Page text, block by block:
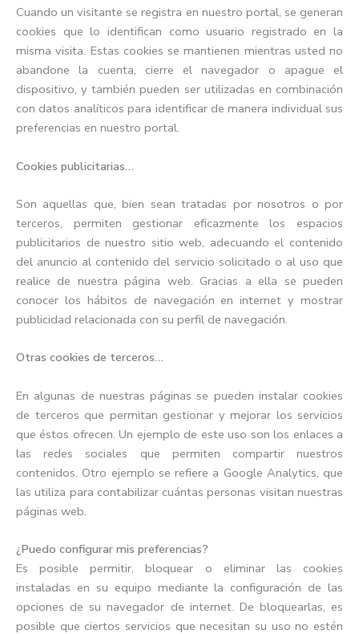
Cuando un visitante se registra en nuestro portal, se generan
cookies que lo identifican como usuario registrado en la
misma visita. Estas cookies se mantienen mientras usted no
abandone la cuenta, cierre el navegador o apague el
dispositivo, y también pueden ser utilizadas en combinación
con datos analíticos para identificar de manera individual sus
preferencias en nuestro portal.
Cookies publicitarias…
Son aquellas que, bien sean tratadas por nosotros o por
terceros, permiten gestionar eficazmente los espacios
publicitarios de nuestro sitio web, adecuando el contenido
del anuncio al contenido del servicio solicitado o al uso que
realice de nuestra página web. Gracias a ella se pueden
conocer los hábitos de navegación en internet y mostrar
publicidad relacionada con su perfil de navegación.
Otras cookies de terceros…
En algunas de nuestras páginas se pueden instalar cookies
de terceros que permitan gestionar y mejorar los servicios
que éstos ofrecen. Un ejemplo de este uso son los enlaces a
las redes sociales que permiten compartir nuestros
contenidos. Otro ejemplo se refiere a Google Analytics, que
las utiliza para contabilizar cuántas personas visitan nuestras
páginas web.
¿Puedo configurar mis preferencias?
Es posible permitir, bloquear o eliminar las cookies
instaladas en su equipo mediante la configuración de las
opciones de su navegador de internet. De bloquearlas, es
posible que ciertos servicios que necesitan su uso no estén